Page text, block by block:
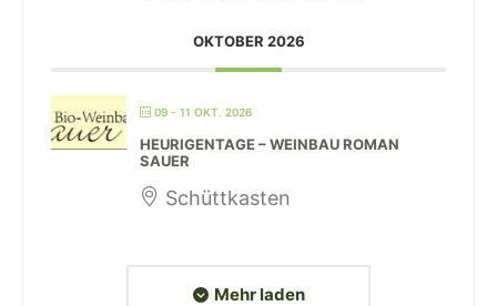
OKTOBER 2026
09 - 11 OKT. 2026
HEURIGENTAGE – WEINBAU ROMAN
SAUER
Schüttkasten
Mehr laden